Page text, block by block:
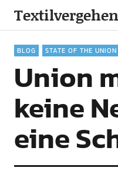
Textilvergehen
BLOG STATE OF THE UNION
Union
keine
eine